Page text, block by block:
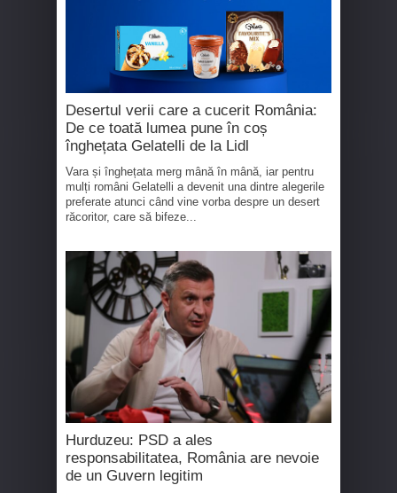
Desertul verii care a cucerit România:
De ce toată lumea pune în coș
înghețata Gelatelli de la Lidl
Vara și înghețata merg mână în mână, iar pentru
mulți români Gelatelli a devenit una dintre alegerile
preferate atunci când vine vorba despre un desert
răcoritor, care să bifeze...
Hurduzeu: PSD a ales
responsabilitatea, România are nevoie
de un Guvern legitim